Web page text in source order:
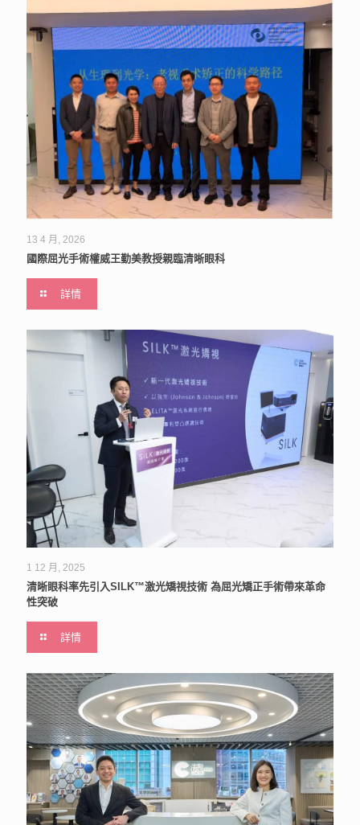
13 4 月, 2026
國際屈光手術權威王勤美教授親臨清晰眼科
詳情
1 12 月, 2025
清晰眼科率先引入SILK™激光矯視技術 為屈光矯正手術帶來革命
性突破
詳情